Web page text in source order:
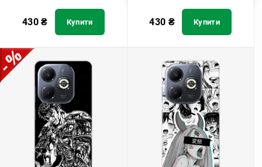
430₴ Купити 430 ₴ Купити